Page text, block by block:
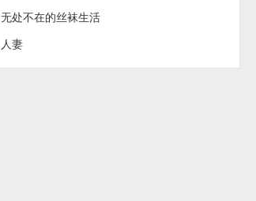
无处不在的丝袜生活
人妻